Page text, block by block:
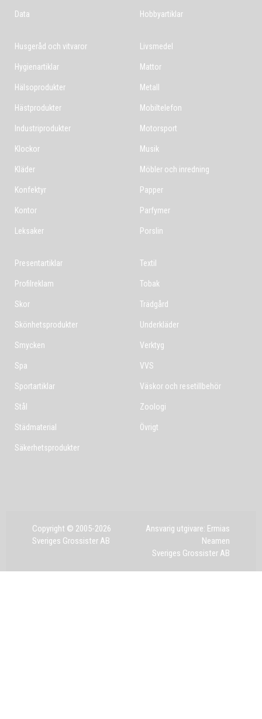
Data Hobbyartiklar
Husgeråd och vitvaror
Hygienartiklar
Hälsoprodukter
Hästprodukter
Industriprodukter
Klockor
Kläder
Konfektyr
Kontor
Leksaker
Livsmedel
Mattor
Metall
Mobiltelefon
Motorsport
Musik
Möbler och inredning
Papper
Parfymer
Porslin
Presentartiklar
Profilreklam
Skor
Skönhetsprodukter
Smycken
Spa
Sportartiklar
Stål
Städmaterial
Säkerhetsprodukter
Textil
Tobak
Trädgård
Underkläder
Verktyg
VVS
Väskor och resetillbehör
Zoologi
Övrigt
Copyright © 2005-2026
Sveriges Grossister AB
Ansvarig utgivare: Ermias
Neamen
Sveriges Grossister AB